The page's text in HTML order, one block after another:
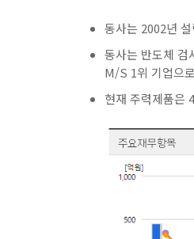
동사는 2002년
동사는 반도체 검
M/S 1위 기업으
현재 주력제품은